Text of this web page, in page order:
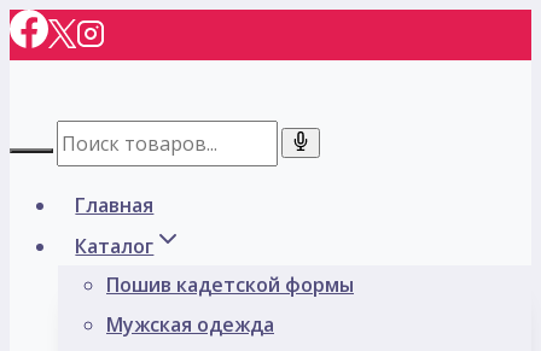
Перейти
к
Главная
Каталог
Пошив кадетской формы
Мужская одежда